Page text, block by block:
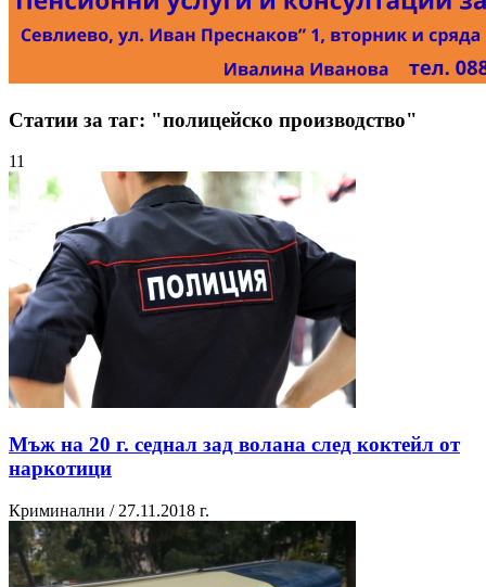
Статии за таг: "полицейско производство"
11
Мъж на 20 г. седнал зад волана след коктейл от
наркотици
Криминални / 27.11.2018 г.